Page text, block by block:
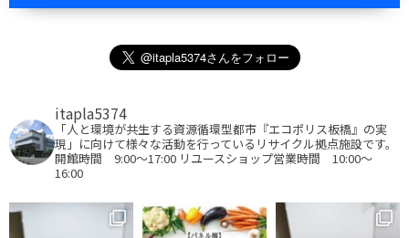
itapla5374
「人と環境が共生する資源循環型都市『エコポリス板橋』の実
現」に向けて様々な活動を行っているリサイクル拠点施設です。
開館時間 9:00～17:00 リユースショップ営業時間 10:00～
16:00